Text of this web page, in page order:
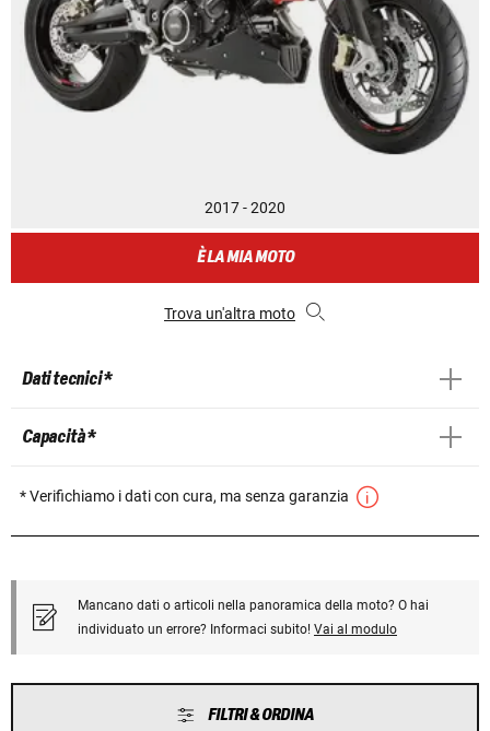
2017 - 2020
È LA MIA MOTO
Trova un'altra moto
Dati tecnici *
Capacità *
* Verifichiamo i dati con cura, ma senza garanzia
Mancano dati o articoli nella panoramica della moto? O hai
individuato un errore? Informaci subito! Vai al modulo
FILTRI & ORDINA